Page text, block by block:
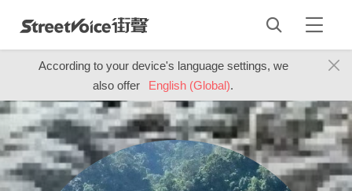
According to your device's language settings, we
also offer
English (Global).